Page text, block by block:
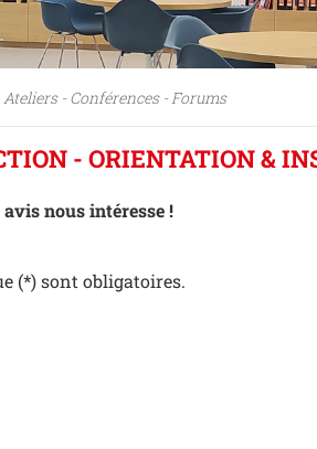
Ateliers - Conférences - Forums
- ORIENTATION &
nous intéresse !
(*) sont obligatoires.